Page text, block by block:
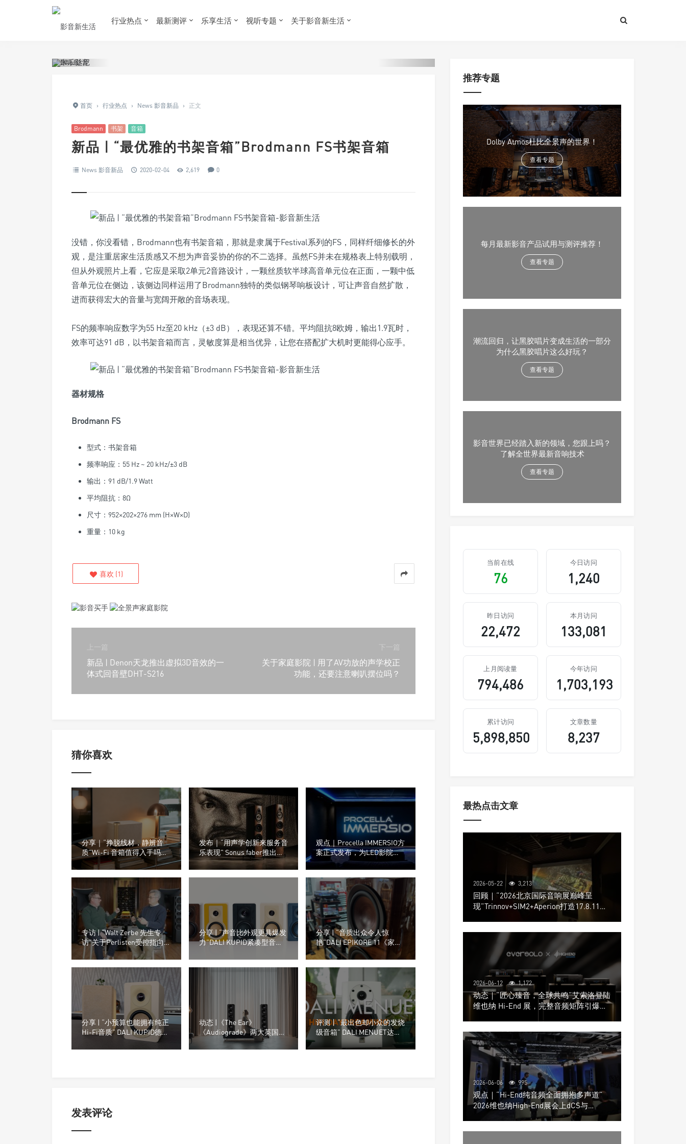
行业热点 最新测评 乐享生活 视听专题 关于影音新生活
首页 › 行业热点 › News 影音新品 › 正文
Brodmann 书架 音箱
新品 | “最优雅的书架音箱”Brodmann FS书架音箱
News 影音新品 2020-02-04 2,619 0
没错，你没看错，Brodmann也有书架音箱，那就是隶属于Festival系列的FS，同样纤细修长的外
观，是注重居家生活质感又不想为声音妥协的你的不二选择。虽然FS并未在规格表上特别载明，
但从外观照片上看，它应是采取2单元2音路设计，一颗丝质软半球高音单元位在正面，一颗中低
音单元位在侧边，该侧边同样运用了Brodmann独特的类似钢琴响板设计，可让声音自然扩散，
进而获得宏大的音量与宽阔开敞的音场表现。
FS的频率响应数字为55 Hz至20 kHz（±3 dB），表现还算不错。平均阻抗8欧姆，输出1.9瓦时，
效率可达91 dB，以书架音箱而言，灵敏度算是相当优异，让您在搭配扩大机时更能得心应手。
器材规格
Brodmann FS
型式：书架音箱
频率响应：55 Hz ~ 20 kHz/±3 dB
输出：91 dB/1.9 Watt
平均阻抗：8Ω
尺寸：952×202×276 mm (H×W×D)
重量：10 kg
喜欢 (1)
上一篇
新品 | Denon天龙推出虚拟3D音效的一
体式回音壁DHT-S216
下一篇
关于家庭影院 | 用了AV功放的声学校正
功能，还要注意喇叭摆位吗？
猜你喜欢
分享｜“挣脱线材，静辨音
质”Wi-Fi 音箱值得入手吗？
小白选购干货汇总
发布｜“用声学创新来服务音
乐表现” Sonus faber推出了
全新的Olympica G3系列音箱
观点｜Procella IMMERSIO方
案正式发布，为LED影院重
新设计声音系统
专访 | “Walt Zerbe 先生专
访”关于Perlisten受控指向
性、房间摆位与测量数据
分享 | “声音比外观更具爆发
力”DALI KUPID紧凑型音箱
分享 | “音质出众令人惊
艳”DALI EPIKORE 11《家庭
影院高保真
（Hometheaterhifi）》测评
分享 | “小预算也能拥有纯正
Hi-Fi音质” DALI KUPID德国
杂志《lite-Magazin》评测
动态 |《The Ear》
《Audiograde》两大英国媒
体2025年度最佳音箱
Perlisten S7t LE限量版
评测丨“最出色却小众的发烧
级音箱” DALI MENUET达尼
皇太子音箱
发表评论
推荐专题
Dolby Atmos杜比全景声的世界！
查看专题
每月最新影音产品试用与测评推荐！
查看专题
潮流回归，让黑胶唱片变成生活的一部分
为什么黑胶唱片这么好玩？
查看专题
影音世界已经踏入新的领域，您跟上吗？
了解全世界最新音响技术
查看专题
当前在线
76
今日访问
1,240
昨日访问
22,472
本月访问
133,081
上月阅读量
794,486
今年访问
1,703,193
累计访问
5,898,850
文章数量
8,237
最热点击文章
2026-05-22 3,213
回顾｜“2026北京国际音响展巅峰呈
现”Trinnov+SIM2+Aperion打造17.8.11声
2026-06-12 1,172
动态｜“匠心臻音，全球共鸣”艾索洛登陆
维也纳 Hi-End 展，完整音频矩阵引爆关
2026-06-06 995
观点｜“Hi-End纯音频全面拥抱多声道”
2026维也纳High-End展会上dCS与
Trinnov Audio搭建多声道演示系统